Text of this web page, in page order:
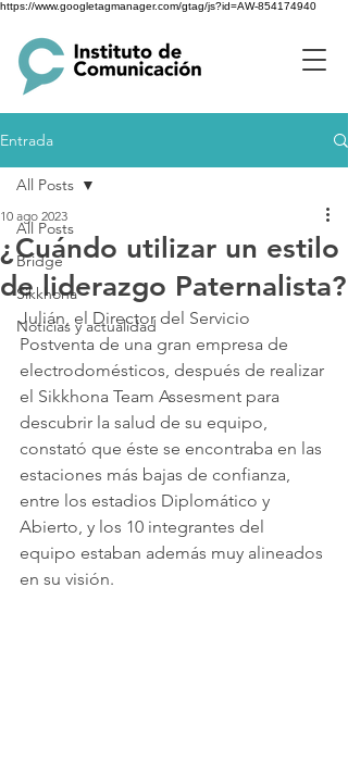
https://www.googletagmanager.com/gtag/js?id=AW-854174940
Entrada
All Posts
Bridge
Sikkhona
Noticias y actualidad
All Posts
¿Cuándo utilizar un estilo
de liderazgo Paternalista?
10 ago 2023
Julián, el Director del Servicio
Postventa de una gran empresa de
electrodomésticos, después de realizar
el Sikkhona Team Assesment para
descubrir la salud de su equipo,
constató que éste se encontraba en las
estaciones más bajas de confianza,
entre los estadios Diplomático y
Abierto, y los 10 integrantes del
equipo estaban además muy alineados
en su visión.